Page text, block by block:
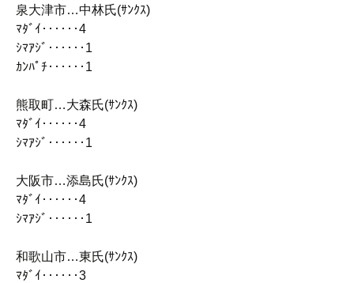
泉大津市…中林氏(ｻﾝｸｽ)
ﾏﾀﾞｲ‥‥‥4
ｼﾏｱｼﾞ‥‥‥1
ｶﾝﾊﾟﾁ‥‥‥1
熊取町…大森氏(ｻﾝｸｽ)
ﾏﾀﾞｲ‥‥‥4
ｼﾏｱｼﾞ‥‥‥1
大阪市…添島氏(ｻﾝｸｽ)
ﾏﾀﾞｲ‥‥‥4
ｼﾏｱｼﾞ‥‥‥1
和歌山市…東氏(ｻﾝｸｽ)
ﾏﾀﾞｲ‥‥‥3